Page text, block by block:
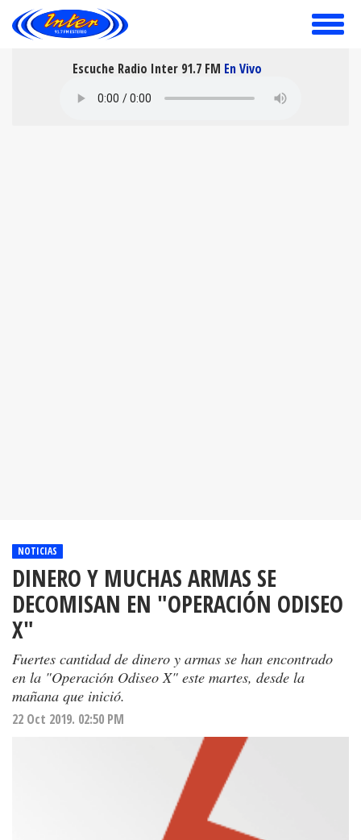
toggle
Escuche Radio Inter 91.7 FM En Vivo
NOTICIAS
DINERO Y MUCHAS ARMAS SE
DECOMISAN EN "OPERACIÓN ODISEO
X"
Fuertes cantidad de dinero y armas se han encontrado
en la "Operación Odiseo X" este martes, desde la
mañana que inició.
22 Oct 2019. 02:50 PM